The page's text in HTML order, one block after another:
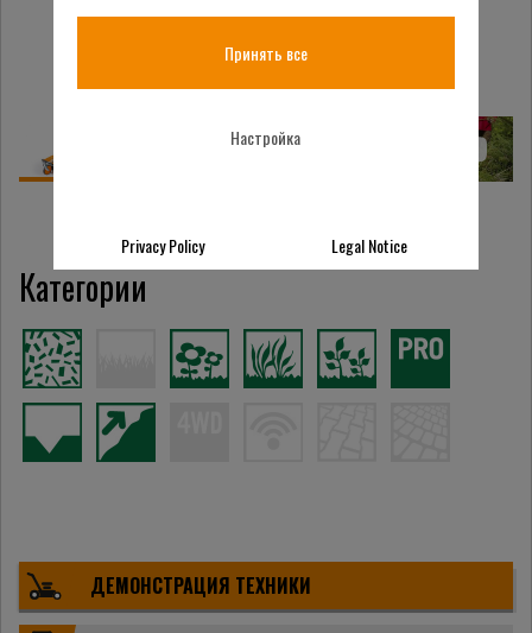
Категории
ДЕМОНСТРАЦИЯ ТЕХНИКИ
Принять все
Настройка
Privacy Policy Legal Notice